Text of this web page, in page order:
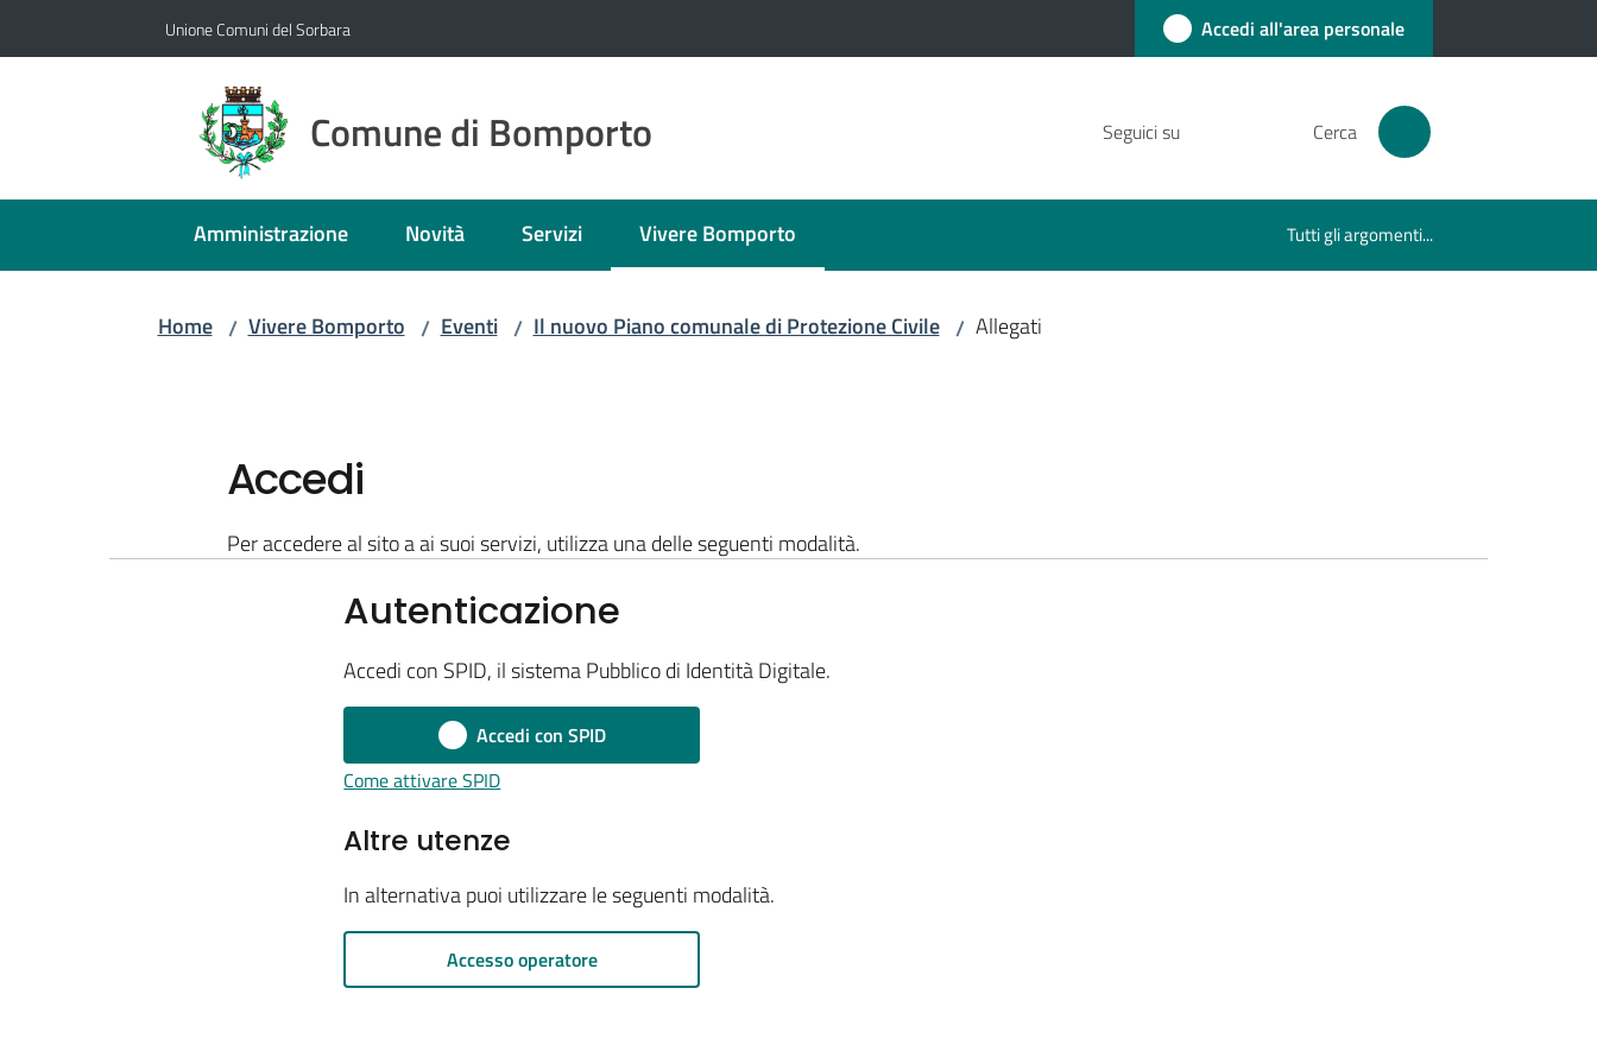
Unione Comuni del Sorbara Accedi all'area personale
Comune di Bomporto Seguici su Cerca
Amministrazione Novità Servizi Vivere Bomporto
Menu selezionato Tutti gli argomenti...
Home / Vivere Bomporto / Eventi / Il nuovo Piano comunale di Protezione Civile / Allegati
Accedi
Per accedere al sito a ai suoi servizi, utilizza una delle seguenti modalità.
Autenticazione
Accedi con SPID, il sistema Pubblico di Identità Digitale.
Accedi con SPID
Come attivare SPID
Altre utenze
In alternativa puoi utilizzare le seguenti modalità.
Accesso operatore